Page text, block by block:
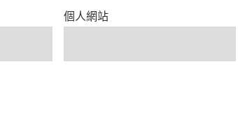
個人網站